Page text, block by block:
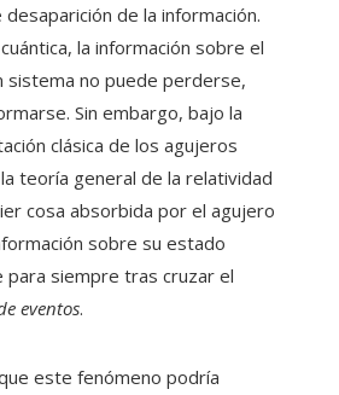
desaparición de la información.
la información sobre el
sistema no puede perderse,
Sin embargo, bajo la
clásica de los agujeros
teoría general de la relatividad
cosa absorbida por el agujero
sobre su estado
para siempre tras cruzar el
eventos.
este fenómeno podría